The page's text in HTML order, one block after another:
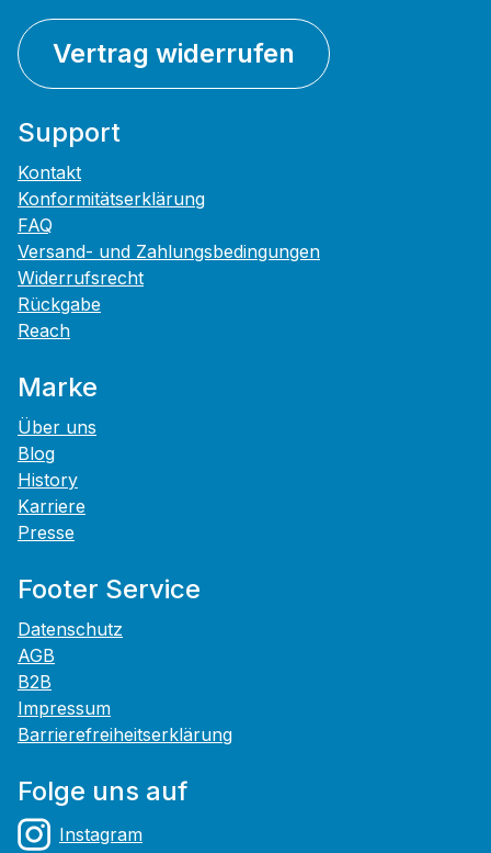
Vertrag widerrufen
Support
Kontakt
Konformitätserklärung
FAQ
Versand- und Zahlungsbedingungen
Widerrufsrecht
Rückgabe
Reach
Marke
Über uns
Blog
History
Karriere
Presse
Footer Service
Datenschutz
AGB
B2B
Impressum
Barrierefreiheitserklärung
Folge uns auf
Instagram